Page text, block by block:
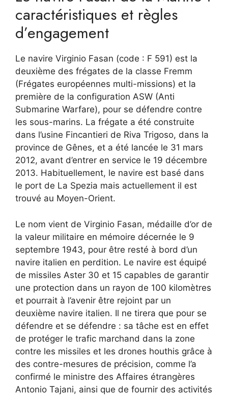
caractéristiques et règles
d’engagement
Le navire Virginio Fasan (code : F 591) est la
deuxième des frégates de la classe Fremm
(Frégates européennes multi-missions) et la
première de la configuration ASW (Anti
Submarine Warfare), pour se défendre contre
les sous-marins. La frégate a été construite
dans l’usine Fincantieri de Riva Trigoso, dans la
province de Gênes, et a été lancée le 31 mars
2012, avant d’entrer en service le 19 décembre
2013. Habituellement, le navire est basé dans
le port de La Spezia mais actuellement il est
trouvé au Moyen-Orient.
Le nom vient de Virginio Fasan, médaille d’or de
la valeur militaire en mémoire décernée le 9
septembre 1943, pour être resté à bord d’un
navire italien en perdition. Le navire est équipé
de missiles Aster 30 et 15 capables de garantir
une protection dans un rayon de 100 kilomètres
et pourrait à l’avenir être rejoint par un
deuxième navire italien. Il ne tirera que pour se
défendre et se défendre : sa tâche est en effet
de protéger le trafic marchand dans la zone
contre les missiles et les drones houthis grâce à
des contre-mesures de précision, comme l’a
confirmé le ministre des Affaires étrangères
Antonio Tajani, ainsi que de fournir des activités